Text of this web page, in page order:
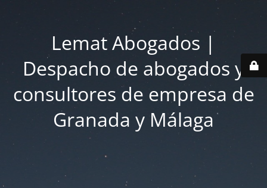
Lemat Abogados |
Despacho de abogados y
consultores de empresa de
Granada y Málaga